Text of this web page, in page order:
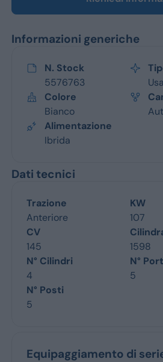
Informazioni generiche
N. Stock
5576763
Colore
Bianco
Alimentazione
Ibrida
Dati tecnici
Trazione
Anteriore
KW
107
CV
145
1598
N° Cilindri
4
N°
5
N° Posti
5
Equipaggiamento di